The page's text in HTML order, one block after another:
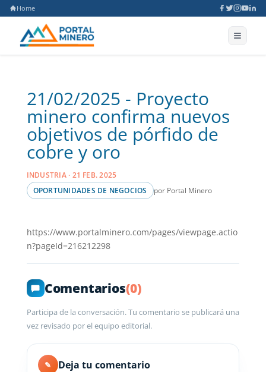
Home
21/02/2025 - Proyecto
minero confirma nuevos
objetivos de pórfido de
cobre y oro
INDUSTRIA · 21 FEB. 2025
OPORTUNIDADES DE NEGOCIOS
por Portal Minero
https://www.portalminero.com/pages/viewpage.actio
n?pageId=216212298
Comentarios(0)
Participa de la conversación. Tu comentario se publicará una
vez revisado por el equipo editorial.
✎ Deja tu comentario